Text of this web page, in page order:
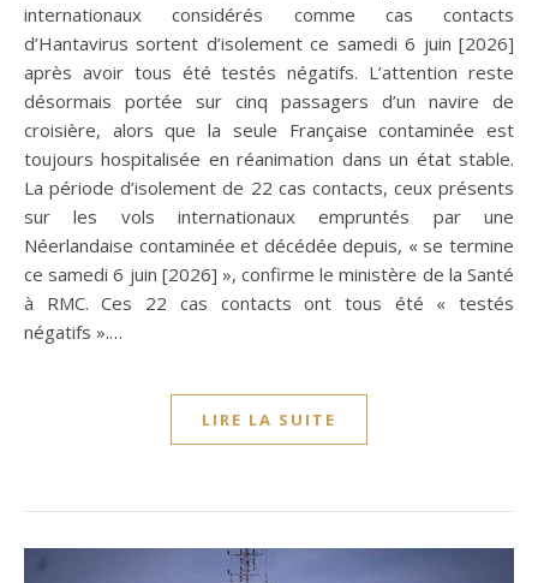
internationaux considérés comme cas contacts
d’Hantavirus sortent d’isolement ce samedi 6 juin [2026]
après avoir tous été testés négatifs. L’attention reste
désormais portée sur cinq passagers d’un navire de
croisière, alors que la seule Française contaminée est
toujours hospitalisée en réanimation dans un état stable.
La période d’isolement de 22 cas contacts, ceux présents
sur les vols internationaux empruntés par une
Néerlandaise contaminée et décédée depuis, « se termine
ce samedi 6 juin [2026] », confirme le ministère de la Santé
à RMC. Ces 22 cas contacts ont tous été « testés
négatifs ».…
LIRE LA SUITE